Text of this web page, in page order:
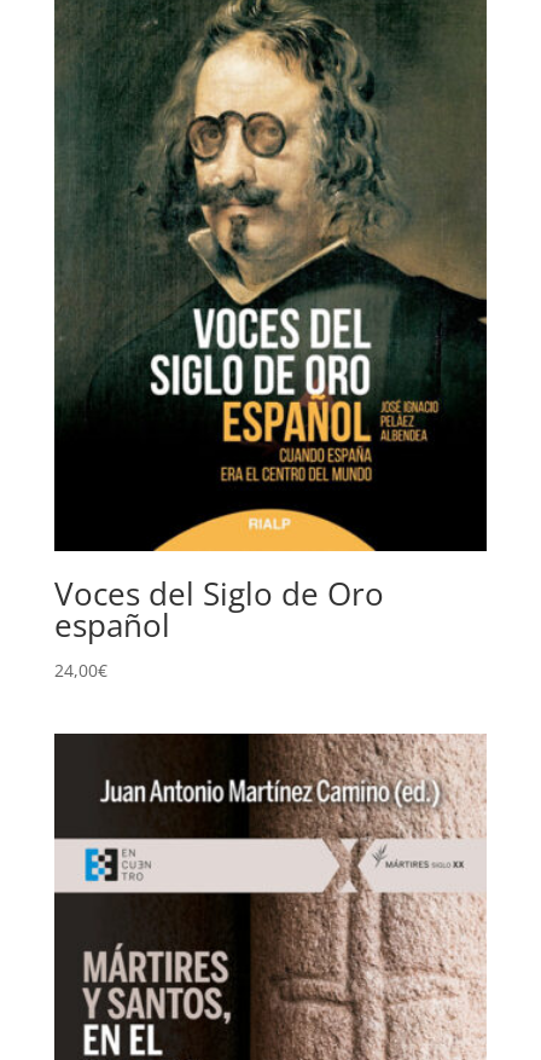
Voces del Siglo de Oro
español
24,00€